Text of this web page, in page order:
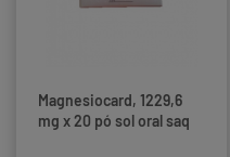
Magnesiocard, 1229,6
mg x 20 pó sol oral saq